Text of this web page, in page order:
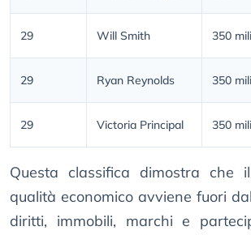
29 Will Smith 350
29 Ryan Reynolds 350
29 Victoria Principal 350
Questa classifica dimostra che
qualità economico avviene fuori
diritti, immobili, marchi e